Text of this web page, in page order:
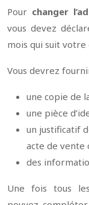
Pour changer
vous devez
mois qui suit
Vous devrez
une copie de
une pièce
un justificatif
acte de vente
des
Une fois tous